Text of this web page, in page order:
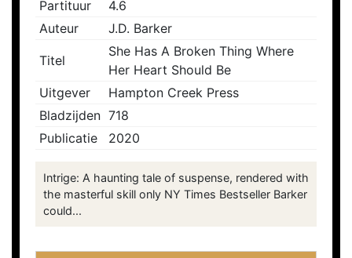
Partituur
4.6
Auteur
J.D. Barker
Titel
She Has A Broken Thing Where
Her Heart Should Be
Uitgever
Hampton Creek Press
Bladzijden 718
Publicatie
2020
Intrige: A haunting tale of suspense, rendered with
the masterful skill only NY Times Bestseller Barker
could...